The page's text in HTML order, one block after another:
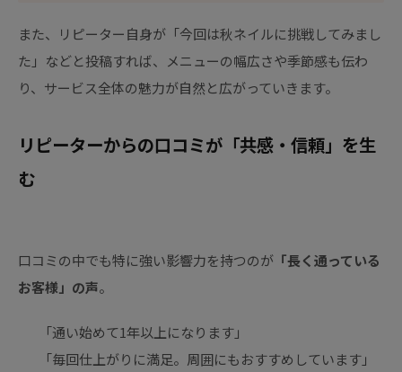
また、リピーター自身が「今回は秋ネイルに挑戦してみまし
た」などと投稿すれば、メニューの幅広さや季節感も伝わ
り、サービス全体の魅力が自然と広がっていきます。
リピーターからの口コミが「共感・信頼」を生
む
口コミの中でも特に強い影響力を持つのが 「長く通っている
お客様」の声。
「通い始めて1年以上になります」
「毎回仕上がりに満足。周囲にもおすすめしています」